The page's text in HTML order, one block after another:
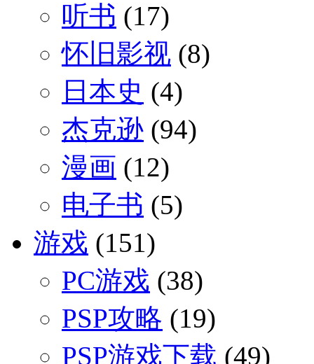
听书 (17)
怀旧影视 (8)
日本史 (4)
杰克逊 (94)
漫画 (12)
电子书 (5)
游戏 (151)
PC游戏 (38)
PSP攻略 (19)
PSP游戏下载 (49)